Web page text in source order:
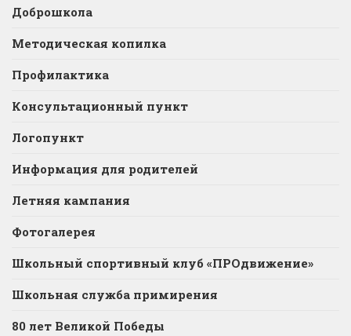
Доброшкола
Методическая копилка
Профилактика
Консультационный пункт
Логопункт
Информация для родителей
Летняя кампания
Фотогалерея
Школьный спортивный клуб «ПРОдвижение»
Школьная служба примирения
80 лет Великой Победы